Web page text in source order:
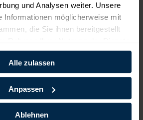
und Analysen weiter. Unsere
Informationen möglicherweise mit
die Sie ihnen bereitgestellt
Alle zulassen
Anpassen
Ablehnen
Mitarbeiter der ZEV